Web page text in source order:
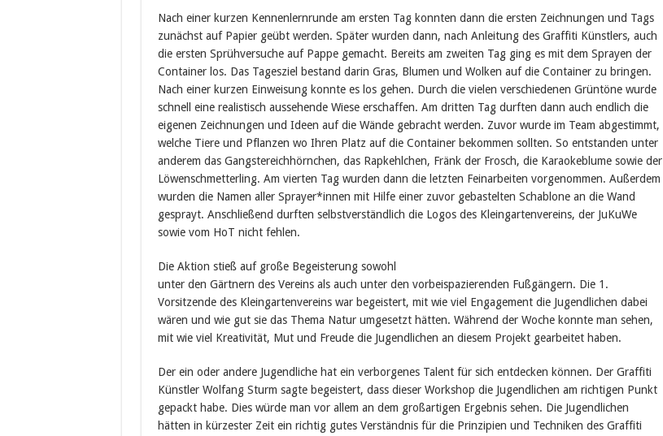
Nach einer kurzen Kennenlernrunde am ersten Tag konnten dann die ersten Zeichnungen und Tags
zunächst auf Papier geübt werden. Später wurden dann, nach Anleitung des Graffiti Künstlers, auch
die ersten Sprühversuche auf Pappe gemacht. Bereits am zweiten Tag ging es mit dem Sprayen der
Container los. Das Tagesziel bestand darin Gras, Blumen und Wolken auf die Container zu bringen.
Nach einer kurzen Einweisung konnte es los gehen. Durch die vielen verschiedenen Grüntöne wurde
schnell eine realistisch aussehende Wiese erschaffen. Am dritten Tag durften dann auch endlich die
eigenen Zeichnungen und Ideen auf die Wände gebracht werden. Zuvor wurde im Team abgestimmt,
welche Tiere und Pflanzen wo Ihren Platz auf die Container bekommen sollten. So entstanden unter
anderem das Gangstereichhörnchen, das Rapkehlchen, Fränk der Frosch, die Karaokeblume sowie der
Löwenschmetterling. Am vierten Tag wurden dann die letzten Feinarbeiten vorgenommen. Außerdem
wurden die Namen aller Sprayer*innen mit Hilfe einer zuvor gebastelten Schablone an die Wand
gesprayt. Anschließend durften selbstverständlich die Logos des Kleingartenvereins, der JuKuWe
sowie vom HoT nicht fehlen.
Die Aktion stieß auf große Begeisterung sowohl
unter den Gärtnern des Vereins als auch unter den vorbeispazierenden Fußgängern. Die 1.
Vorsitzende des Kleingartenvereins war begeistert, mit wie viel Engagement die Jugendlichen dabei
wären und wie gut sie das Thema Natur umgesetzt hätten. Während der Woche konnte man sehen,
mit wie viel Kreativität, Mut und Freude die Jugendlichen an diesem Projekt gearbeitet haben.
Der ein oder andere Jugendliche hat ein verborgenes Talent für sich entdecken können. Der Graffiti
Künstler Wolfang Sturm sagte begeistert, dass dieser Workshop die Jugendlichen am richtigen Punkt
gepackt habe. Dies würde man vor allem an dem großartigen Ergebnis sehen. Die Jugendlichen
hätten in kürzester Zeit ein richtig gutes Verständnis für die Prinzipien und Techniken des Graffiti